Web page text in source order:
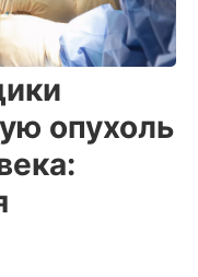
опухоль